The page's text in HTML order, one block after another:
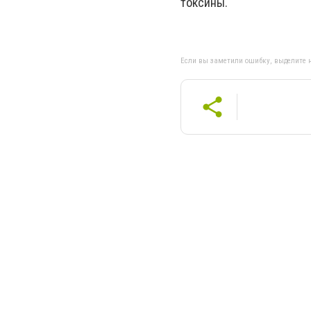
Если вы заметили ошибку, выделите